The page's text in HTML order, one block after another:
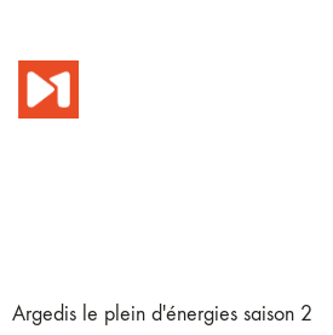
Argedis le plein d'énergies saison 2